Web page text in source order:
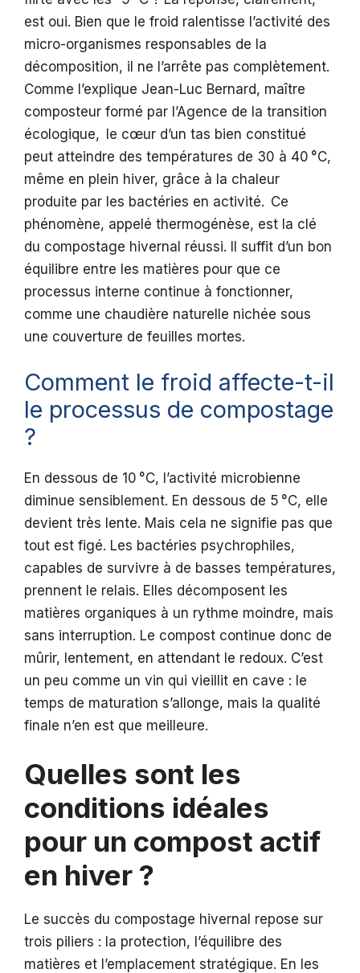
est oui. Bien que le froid ralentisse l’activité des
micro-organismes responsables de la
décomposition, il ne l’arrête pas complètement.
Comme l’explique Jean-Luc Bernard, maître
composteur formé par l’Agence de la transition
écologique, le cœur d’un tas bien constitué
peut atteindre des températures de 30 à 40 °C,
même en plein hiver, grâce à la chaleur
produite par les bactéries en activité. Ce
phénomène, appelé thermogénèse, est la clé
du compostage hivernal réussi. Il suffit d’un bon
équilibre entre les matières pour que ce
processus interne continue à fonctionner,
comme une chaudière naturelle nichée sous
une couverture de feuilles mortes.
Comment le froid affecte-t-il
le processus de compostage
?
En dessous de 10 °C, l’activité microbienne
diminue sensiblement. En dessous de 5 °C, elle
devient très lente. Mais cela ne signifie pas que
tout est figé. Les bactéries psychrophiles,
capables de survivre à de basses températures,
prennent le relais. Elles décomposent les
matières organiques à un rythme moindre, mais
sans interruption. Le compost continue donc de
mûrir, lentement, en attendant le redoux. C’est
un peu comme un vin qui vieillit en cave : le
temps de maturation s’allonge, mais la qualité
finale n’en est que meilleure.
Quelles sont les
conditions idéales
pour un compost actif
en hiver ?
Le succès du compostage hivernal repose sur
trois piliers : la protection, l’équilibre des
matières et l’emplacement stratégique. En les